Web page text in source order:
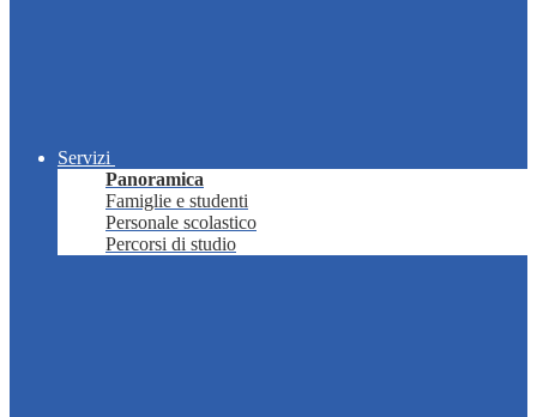
Servizi
Panoramica
Famiglie e studenti
Personale scolastico
Percorsi di studio